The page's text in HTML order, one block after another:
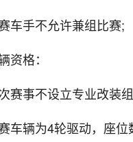
车手不允许兼组比赛;
资格：
赛事不设立专业改装
车辆为4轮驱动，座位